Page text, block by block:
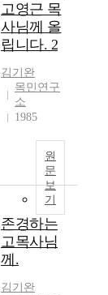
고영근 목
사님께 올
립니다. 2
김기완
목민연구
소
1985
원
문
보
기
존경하는
고목사님
께.
김기완